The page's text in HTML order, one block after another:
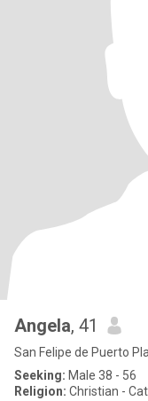
Angela, 41
San Felipe de Puerto
Seeking: Male 38 - 56
Religion: Christian -